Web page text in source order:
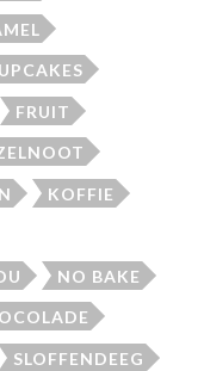
FRUIT
KOFFIE
NO BAKE
SLOFFENDEEG